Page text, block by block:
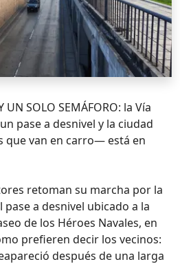
UN SOLO SEMÁFORO: la Vía
pase a desnivel y la ciudad
que van en carro— está en
retoman su marcha por la
pase a desnivel ubicado a la
de los Héroes Navales, en
prefieren decir los vecinos:
después de una larga